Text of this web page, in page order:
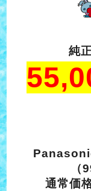
純
（
通常価